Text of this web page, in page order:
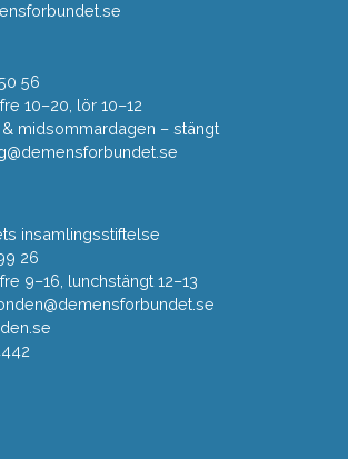
56
10–20, lör 10–12
midsommardagen – stängt
insamlingsstiftelse
26
9–16, lunchstängt 12–13